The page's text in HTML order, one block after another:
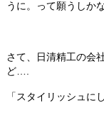
うに。って願うしかな
さて、日清精工の会
ど….
「スタイリッシュに